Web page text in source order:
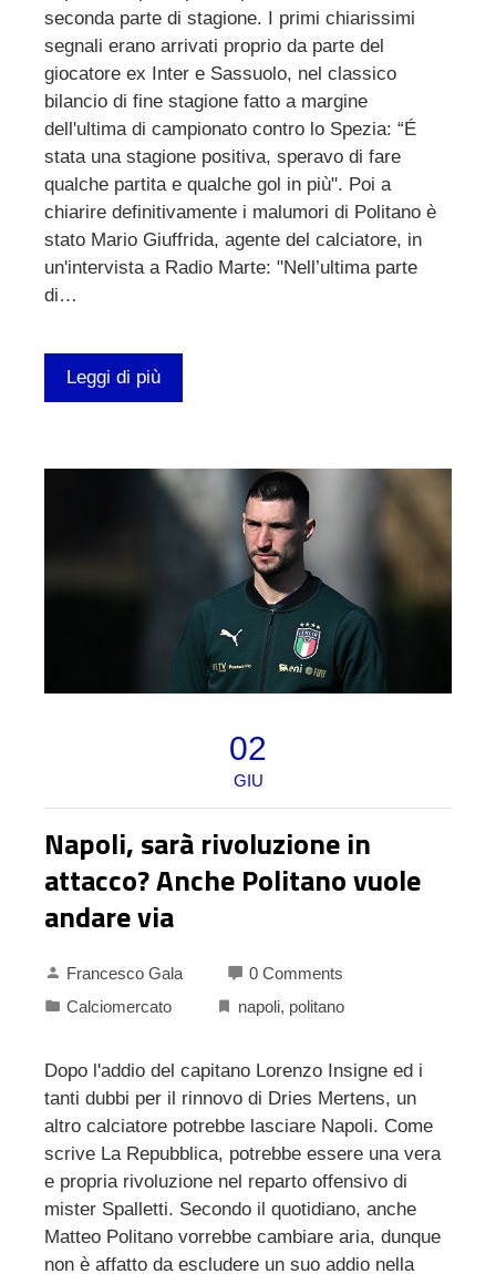
seconda parte di stagione. I primi chiarissimi
segnali erano arrivati proprio da parte del
giocatore ex Inter e Sassuolo, nel classico
bilancio di fine stagione fatto a margine
dell'ultima di campionato contro lo Spezia: “É
stata una stagione positiva, speravo di fare
qualche partita e qualche gol in più". Poi a
chiarire definitivamente i malumori di Politano è
stato Mario Giuffrida, agente del calciatore, in
un'intervista a Radio Marte: "Nell’ultima parte
di…
Leggi di più
02
GIU
Napoli, sarà rivoluzione in
attacco? Anche Politano vuole
andare via
Francesco Gala
0 Comments
Calciomercato
napoli, politano
Dopo l'addio del capitano Lorenzo Insigne ed i
tanti dubbi per il rinnovo di Dries Mertens, un
altro calciatore potrebbe lasciare Napoli. Come
scrive La Repubblica, potrebbe essere una vera
e propria rivoluzione nel reparto offensivo di
mister Spalletti. Secondo il quotidiano, anche
Matteo Politano vorrebbe cambiare aria, dunque
non è affatto da escludere un suo addio nella